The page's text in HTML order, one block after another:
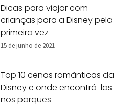
Dicas para viajar com
crianças para a Disney pela
primeira vez
15 de junho de 2021
Top 10 cenas românticas da
Disney e onde encontrá-las
nos parques